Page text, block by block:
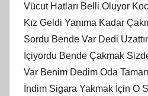
Vücut Hatları Belli Oluyor
Kız Geldi Yanıma Kadar
Sordu Bende Var Dedi
İçiyordu Bende Çakmak
Var Benim Dedim Oda
İndim Sigara Yakmak İçin O